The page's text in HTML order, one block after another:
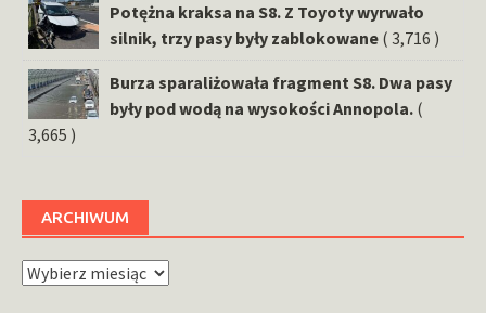
Potężna kraksa na S8. Z Toyoty wyrwało
silnik, trzy pasy były zablokowane ( 3,716 )
Burza sparaliżowała fragment S8. Dwa pasy
były pod wodą na wysokości Annopola. (
3,665 )
ARCHIWUM
Archiwum